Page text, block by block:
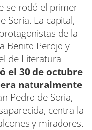
se rodó el primer
Soria. La capital,
de la
Benito Perojo y
de Literatura
el 30 de octubre
era naturalmente
Pedro de Soria,
centra la
y miradores.